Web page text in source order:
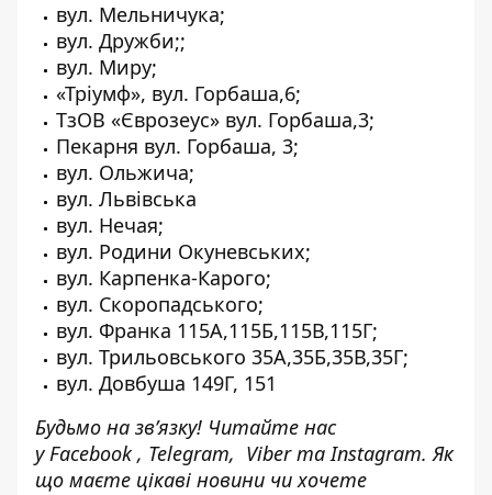
вул. Мельничука;
вул. Дружби;;
вул. Миру;
«Тріумф», вул. Горбаша,6;
ТзОВ «Єврозеус» вул. Горбаша,3;
Пекарня вул. Горбаша, 3;
вул. Ольжича;
вул. Львівська
вул. Нечая;
вул. Родини Окуневських;
вул. Карпенка-Карого;
вул. Скоропадського;
вул. Франка 115А,115Б,115В,115Г;
вул. Трильовського 35А,35Б,35В,35Г;
вул. Довбуша 149Г, 151
Будьмо на зв’язку! Читайте нас
уFacebook, Telegram, ViberтаInstagram. Як
що маєте цікаві новини чи хочете